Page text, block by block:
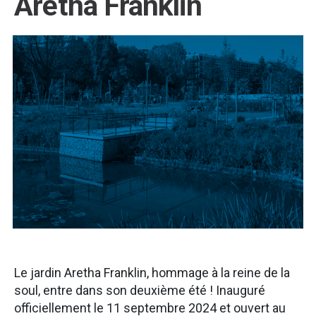
Le jardin Aretha Franklin, hommage à la reine de la
soul, entre dans son deuxième été ! Inauguré
officiellement le 11 septembre 2024 et ouvert au